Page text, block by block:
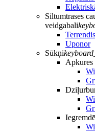
Siltumtrases
veidgabali
Terrendis
Uponor
Sūkņi
Apkures